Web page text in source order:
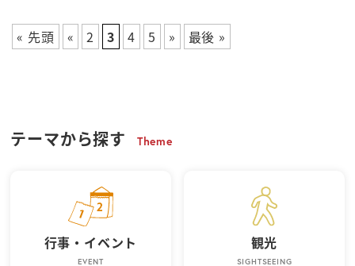
« 先頭 « 2 3 4 5 » 最後 »
テーマから探す Theme
行事・イベント
EVENT
観光
SIGHTSEEING